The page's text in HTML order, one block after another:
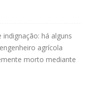
há alguns
agrícola
morto mediante